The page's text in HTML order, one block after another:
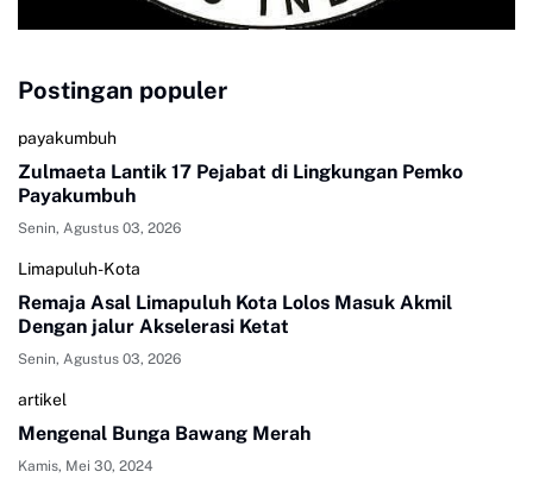
Postingan populer
payakumbuh
Zulmaeta Lantik 17 Pejabat di Lingkungan Pemko
Payakumbuh
Senin, Agustus 03, 2026
Limapuluh-Kota
Remaja Asal Limapuluh Kota Lolos Masuk Akmil
Dengan jalur Akselerasi Ketat
Senin, Agustus 03, 2026
artikel
Mengenal Bunga Bawang Merah
Kamis, Mei 30, 2024